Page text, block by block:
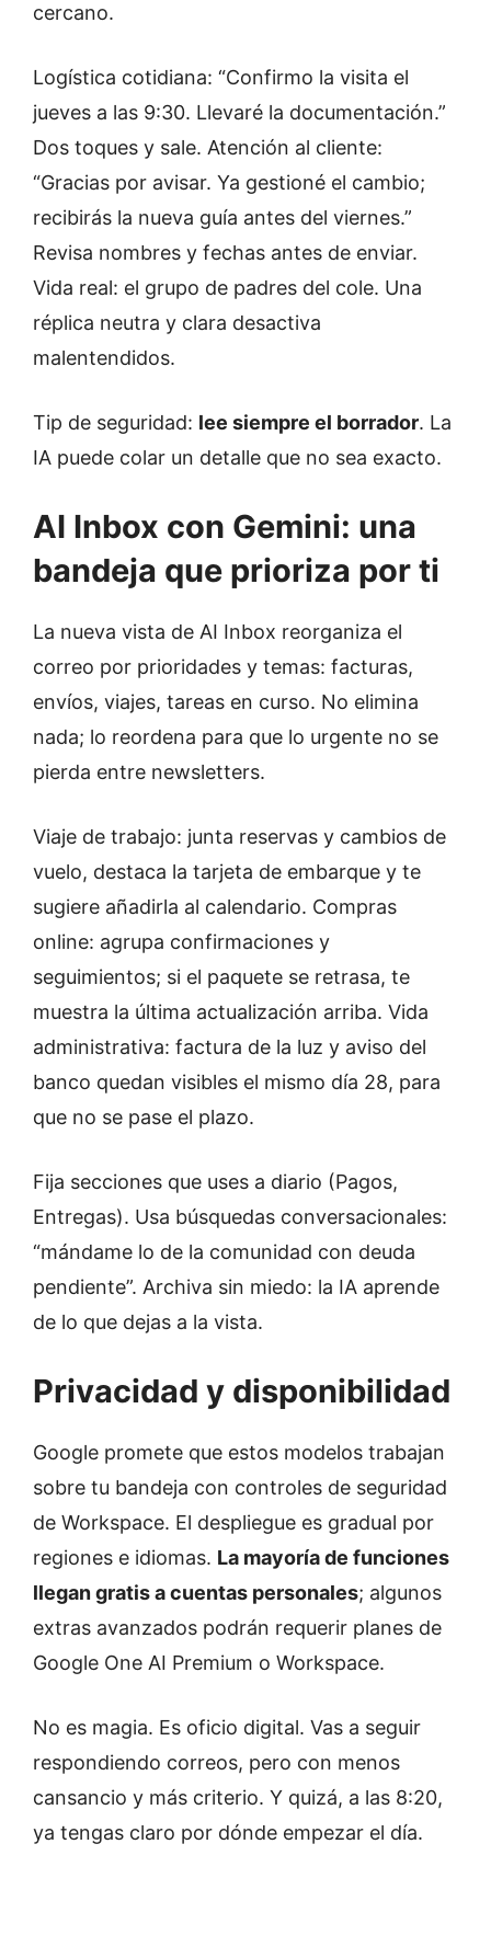
cercano.
Logística cotidiana: “Confirmo la visita el
jueves a las 9:30. Llevaré la documentación.”
Dos toques y sale. Atención al cliente:
“Gracias por avisar. Ya gestioné el cambio;
recibirás la nueva guía antes del viernes.”
Revisa nombres y fechas antes de enviar.
Vida real: el grupo de padres del cole. Una
réplica neutra y clara desactiva
malentendidos.
Tip de seguridad: lee siempre el borrador. La
IA puede colar un detalle que no sea exacto.
AI Inbox con Gemini: una
bandeja que prioriza por ti
La nueva vista de AI Inbox reorganiza el
correo por prioridades y temas: facturas,
envíos, viajes, tareas en curso. No elimina
nada; lo reordena para que lo urgente no se
pierda entre newsletters.
Viaje de trabajo: junta reservas y cambios de
vuelo, destaca la tarjeta de embarque y te
sugiere añadirla al calendario. Compras
online: agrupa confirmaciones y
seguimientos; si el paquete se retrasa, te
muestra la última actualización arriba. Vida
administrativa: factura de la luz y aviso del
banco quedan visibles el mismo día 28, para
que no se pase el plazo.
Fija secciones que uses a diario (Pagos,
Entregas). Usa búsquedas conversacionales:
“mándame lo de la comunidad con deuda
pendiente”. Archiva sin miedo: la IA aprende
de lo que dejas a la vista.
Privacidad y disponibilidad
Google promete que estos modelos trabajan
sobre tu bandeja con controles de seguridad
de Workspace. El despliegue es gradual por
regiones e idiomas. La mayoría de funciones
llegan gratis a cuentas personales; algunos
extras avanzados podrán requerir planes de
Google One AI Premium o Workspace.
No es magia. Es oficio digital. Vas a seguir
respondiendo correos, pero con menos
cansancio y más criterio. Y quizá, a las 8:20,
ya tengas claro por dónde empezar el día.